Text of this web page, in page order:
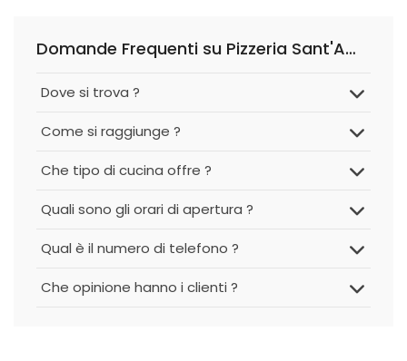
Domande Frequenti su Pizzeria Sant'Ambrogio
Dove si trova ?
Come si raggiunge ?
Che tipo di cucina offre ?
Quali sono gli orari di apertura ?
Qual è il numero di telefono ?
Che opinione hanno i clienti ?